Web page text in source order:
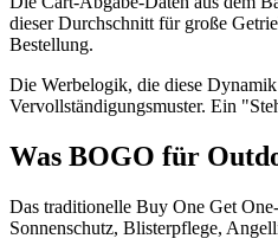
dieser Durchschnitt für große
Bestellung.
Die Werbelogik, die diese
Vervollständigungsmuster. Ein
Was BOGO für
Das traditionelle Buy One Get
Sonnenschutz, Blisterpflege,